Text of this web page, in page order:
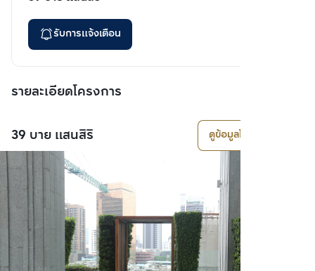
รับการแจ้งเตือน
รายละเอียดโครงการ
39 บาย แสนสิริ ดูข้อมูลโครงการ